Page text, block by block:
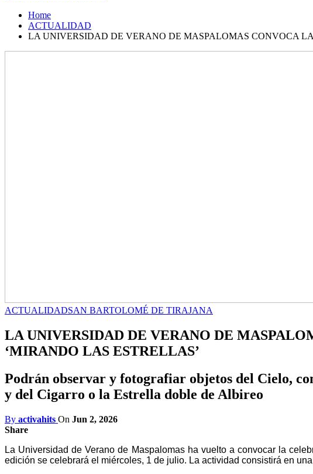
Home
ACTUALIDAD
LA UNIVERSIDAD DE VERANO DE MASPALOMAS CONVOCA
ACTUALIDADSAN BARTOLOMÉ DE TIRAJANA
LA UNIVERSIDAD DE VERANO DE
‘MIRANDO LAS ESTRELLAS’
Podrán observar y fotografiar objetos del Cielo,
y del Cigarro o la Estrella doble de Albireo
By activahits On Jun 2, 2026
Share
La Universidad de Verano de Maspalomas ha vuelto a convocar la
edición se celebrará el miércoles, 1 de julio. La actividad consistirá en